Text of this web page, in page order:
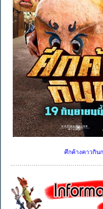
ศึกค้างคาวกิน